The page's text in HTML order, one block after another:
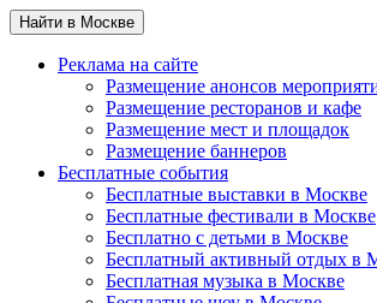
Найти в Москве
Реклама на сайте
Размещение анонсов
Размещение ресторанов и кафе
Размещение мест и площадок
Размещение баннеров
Бесплатные события
Бесплатные выставки в Москве
Бесплатные фестивали в Москве
Бесплатно с детьми в Москве
Бесплатный активный отдых в
Бесплатная музыка в Москве